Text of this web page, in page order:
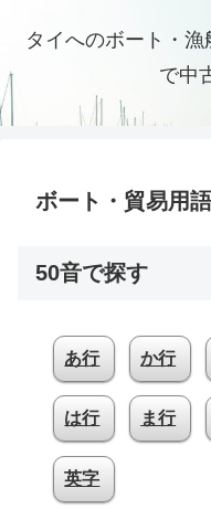
タイへのボート・
で中
ボート・貿易用語
50音で探す
あ行 か行
は行 ま行
英字